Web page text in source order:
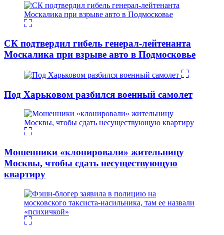
СК подтвердил гибель генерал-лейтенанта
Москалика при взрыве авто в Подмосковье
Под Харьковом разбился военный самолет
Мошенники «клонировали» жительницу
Москвы, чтобы сдать несуществующую
квартиру